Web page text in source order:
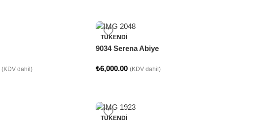
(KDV dahil)
TÜKENDI
9034 Serena Abiye
₺6,000.00 (KDV dahil)
TÜKENDI